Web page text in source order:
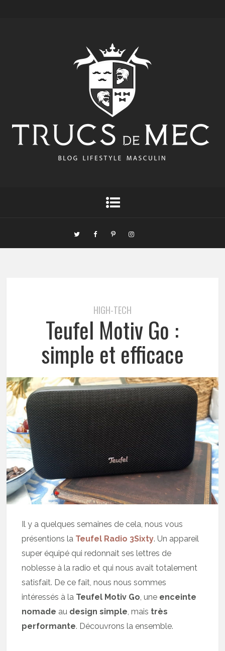
HIGH-TECH
Teufel Motiv Go :
simple et efficace
Il y a quelques semaines de cela, nous vous
présentions la Teufel Radio 3Sixty. Un appareil
super équipé qui redonnait ses lettres de
noblesse à la radio et qui nous avait totalement
satisfait. De ce fait, nous nous sommes
intéressés à la Teufel Motiv Go, une enceinte
nomade au design simple, mais très
performante. Découvrons la ensemble.